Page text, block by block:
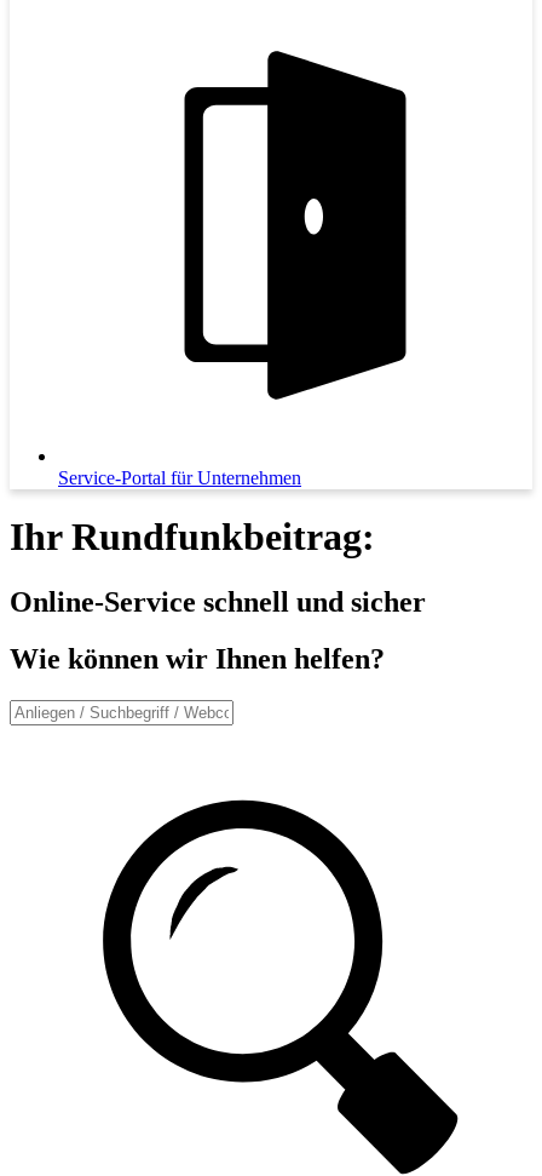
Service-Portal für Unternehmen
Ihr Rundfunkbeitrag:
Online-Service schnell und sicher
Wie können wir Ihnen helfen?